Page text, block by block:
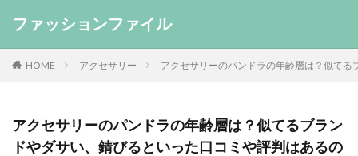
ファッションファイル
HOME アクセサリー アクセサリーのパンドラの年齢層は？似て
アクセサリーのパンドラの年齢層は？似てるブラン
ドやダサい、錆びるといった口コミや評判はあるの